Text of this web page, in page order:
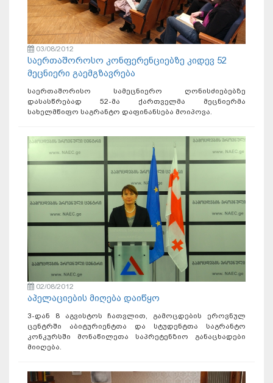
03/08/2012
საერთაშოროსო კონფერენციებზე კიდევ 52
მეცნიერი გაემგზავრება
საერთაშორისო სამეცნიერო ღონისძიებებზე
დასასწრებად 52-მა ქართველმა მეცნიერმა
სახელმწიფო საგრანტო დაფინანსება მოიპოვა.
02/08/2012
აპელაციების მიღება დაიწყო
3-დან 8 აგვისტოს ჩათვლით, გამოცდების ეროვნულ
ცენტრში აბიტურიენტთა და სტუდენტთა საგრანტო
კონკურსში მონაწილეთა საპრეტენზიო განაცხადები
მიიღება.